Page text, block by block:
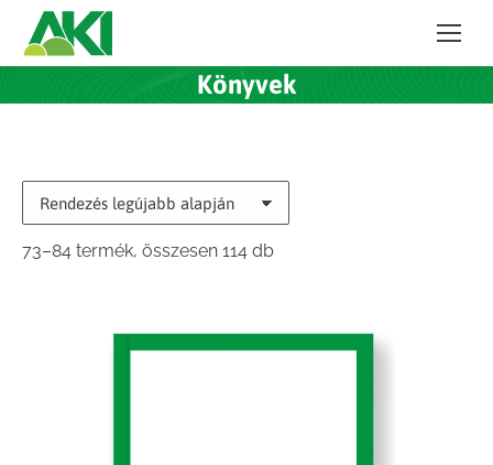
Könyvek
73–84 termék, összesen 114 dbSorted